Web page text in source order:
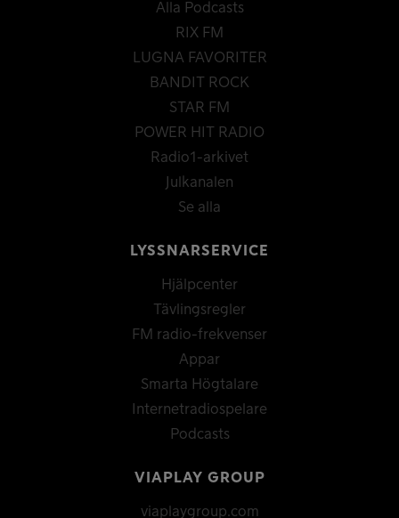
Alla Podcasts
RIX FM
LUGNA FAVORITER
BANDIT ROCK
STAR FM
POWER HIT RADIO
Radio1-arkivet
Julkanalen
Se alla
LYSSNARSERVICE
Hjälpcenter
Tävlingsregler
FM radio-frekvenser
Appar
Smarta Högtalare
Internetradiospelare
Podcasts
VIAPLAY GROUP
viaplaygroup.com